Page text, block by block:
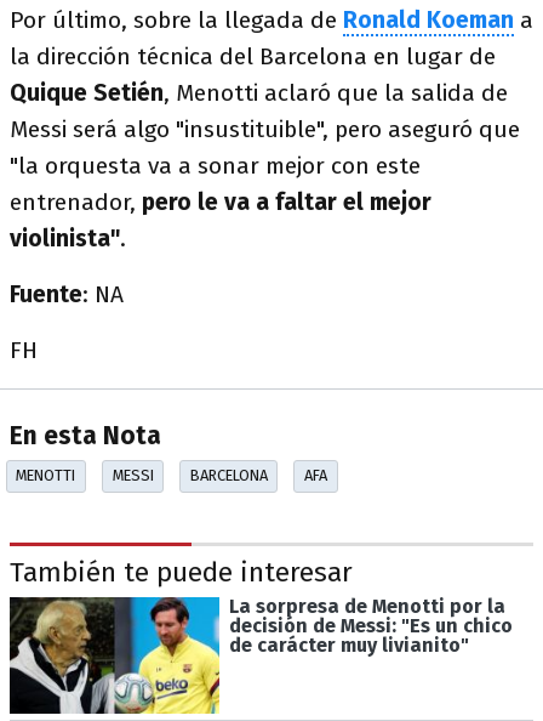
Por último, sobre la llegada de Ronald Koeman a
la dirección técnica del Barcelona en lugar de
Quique Setién, Menotti aclaró que la salida de
Messi será algo "insustituible", pero aseguró que
"la orquesta va a sonar mejor con este
entrenador, pero le va a faltar el mejor
violinista".
Fuente: NA
FH
En esta Nota
MENOTTI MESSI BARCELONA AFA
También te puede interesar
La sorpresa de Menotti por la
decisión de Messi: "Es un chico
de carácter muy livianito"